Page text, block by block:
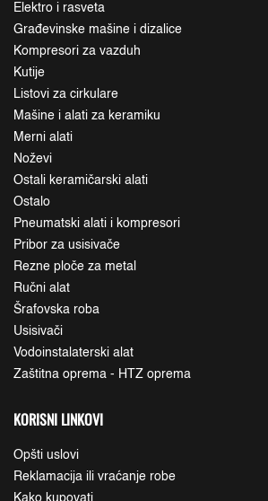
Elektro i rasveta
Građevinske mašine i dizalice
Kompresori za vazduh
Kutije
Listovi za cirkulare
Mašine i alati za keramiku
Merni alati
Noževi
Ostali keramičarski alati
Ostalo
Pneumatski alati i kompresori
Pribor za usisivače
Rezne ploče za metal
Ručni alat
Šrafovska roba
Usisivači
Vodoinstalaterski alat
Zaštitna oprema - HTZ oprema
KORISNI LINKOVI
Opšti uslovi
Reklamacija ili vraćanje robe